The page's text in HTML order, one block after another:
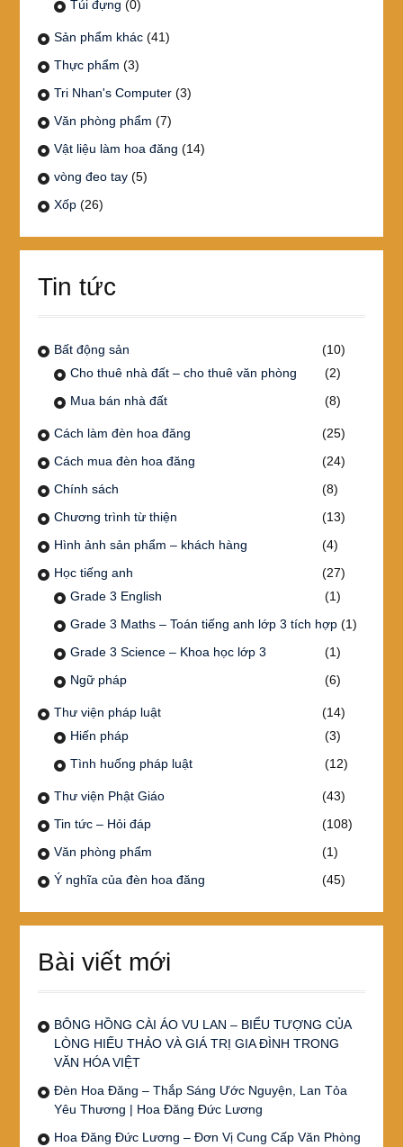
Túi đựng (0)
Sản phẩm khác (41)
Thực phẩm (3)
Tri Nhan's Computer (3)
Văn phòng phẩm (7)
Vật liệu làm hoa đăng (14)
vòng đeo tay (5)
Xốp (26)
Tin tức
Bất động sản
(10)
Cho thuê nhà đất – cho thuê văn phòng
(2)
Mua bán nhà đất
(8)
Cách làm đèn hoa đăng
(25)
Cách mua đèn hoa đăng
(24)
Chính sách
(8)
Chương trình từ thiện
(13)
Hình ảnh sản phẩm – khách hàng
(4)
Học tiếng anh
(27)
Grade 3 English
(1)
Grade 3 Maths – Toán tiếng anh lớp 3 tích hợp(1)
Grade 3 Science – Khoa học lớp 3
(1)
Ngữ pháp
(6)
Thư viện pháp luật
(14)
Hiến pháp
(3)
Tình huống pháp luật
(12)
Thư viện Phật Giáo
(43)
Tin tức – Hỏi đáp
(108)
Văn phòng phẩm
(1)
Ý nghĩa của đèn hoa đăng
(45)
Bài viết mới
BÔNG HỒNG CÀI ÁO VU LAN – BIỂU TƯỢNG CỦA
LÒNG HIẾU THẢO VÀ GIÁ TRỊ GIA ĐÌNH TRONG
VĂN HÓA VIỆT
Đèn Hoa Đăng – Thắp Sáng Ước Nguyện, Lan Tỏa
Yêu Thương | Hoa Đăng Đức Lương
Hoa Đăng Đức Lương – Đơn Vị Cung Cấp Văn Phòng